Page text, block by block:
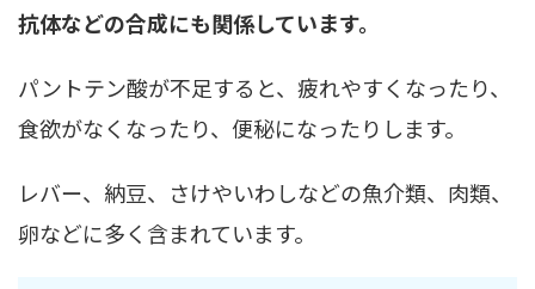
抗体などの合成にも関係しています。
パントテン酸が不足すると、疲れやすくなったり、
食欲がなくなったり、便秘になったりします。
レバー、納豆、さけやいわしなどの魚介類、肉類、
卵などに多く含まれています。